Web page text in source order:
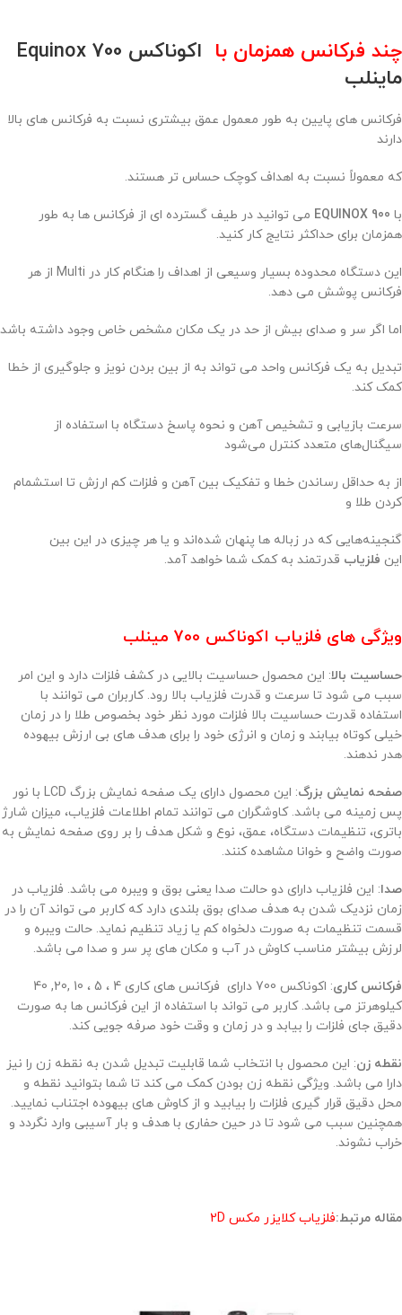
چند فرکانس همزمان با
اکوناکس Equinox 700
ماینلب
فرکانس های پایین به طور معمول عمق بیشتری نسبت به فرکانس های بالا
دارند
که معمولاً نسبت به اهداف کوچک حساس تر هستند.
با EQUINOX 900 می توانید در طیف گسترده ای از فرکانس ها به طور
همزمان برای حداکثر نتایج کار کنید.
این دستگاه محدوده بسیار وسیعی از اهداف را هنگام کار در Multi از هر
فرکانس پوشش می دهد.
اما اگر سر و صدای بیش از حد در یک مکان مشخص خاص وجود داشته باشد
تبدیل به یک فرکانس واحد می تواند به از بین بردن نویز و جلوگیری از خطا
کمک کند.
سرعت بازیابی و تشخیص آهن و نحوه پاسخ دستگاه با استفاده از
سیگنال‌های متعدد کنترل می‌شود
از به حداقل رساندن خطا و تفکیک بین آهن و فلزات کم ارزش تا استشمام
کردن طلا و
گنجینه‌هایی که در زباله‌ ها پنهان شده‌اند و یا هر چیزی در این بین
این فلزیاب قدرتمند به کمک شما خواهد آمد.
ویژگی های فلزیاب اکوناکس 700 مینلب
حساسیت بالا: این محصول حساسیت بالایی در کشف فلزات دارد و این امر
سبب می شود تا سرعت و قدرت فلزیاب بالا رود. کاربران می توانند با
استفاده قدرت حساسیت بالا فلزات مورد نظر خود بخصوص طلا را در زمان
خیلی کوتاه بیابند و زمان و انرژی خود را برای هدف های بی ارزش بیهوده
هدر ندهند.
صفحه نمایش بزرگ
: این محصول دارای یک صفحه نمایش بزرگ LCD با نور
پس زمینه می باشد. کاوشگران می توانند تمام اطلاعات فلزیاب، میزان شارژ
باتری، تنظیمات دستگاه، عمق، نوع و شکل هدف را بر روی صفحه نمایش به
صورت واضح و خوانا مشاهده کنند.
صدا: این فلزیاب دارای دو حالت صدا یعنی بوق و ویبره می باشد. فلزیاب در
زمان نزدیک شدن به هدف صدای بوق بلندی دارد که کاربر می تواند آن را در
قسمت تنظیمات به صورت دلخواه کم یا زیاد تنظیم نماید. حالت ویبره و
لرزش بیشتر مناسب کاوش در آب و مکان های پر سر و صدا می باشد.
فرکانس کاری
: اکوناکس 700 دارای فرکانس های کاری 4 ، 5 ، 10 ,20, 40
کیلوهرتز می باشد. کاربر می تواند با استفاده از این فرکانس ها به صورت
دقیق جای فلزات را بیابد و در زمان و وقت خود صرفه جویی کند.
نقطه زن: این محصول با انتخاب شما قابلیت تبدیل شدن به نقطه زن را نیز
دارا می باشد. ویژگی نقطه زن بودن کمک می کند تا شما بتوانید نقطه و
محل دقیق قرار گیری فلزات را بیابید و از کاوش های بیهوده اجتناب نمایید.
همچنین سبب می شود تا در حین حفاری با هدف و بار آسیبی وارد نگردد و
خراب نشوند.
مقاله مرتبط:فلزیاب کلایزر مکس 2D